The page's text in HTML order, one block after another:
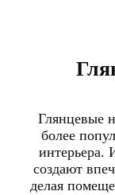
Глянцевые
более
интерьера.
создают
делая